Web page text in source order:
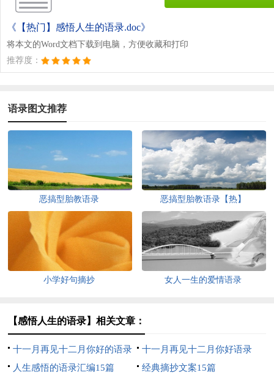
《【热门】感悟人生的语录.doc》
将本文的Word文档下载到电脑，方便收藏和打印
推荐度：
语录图文推荐
恶搞型胎教语录 恶搞型胎教语录【热】
小学好句摘抄 女人一生的爱情语录
【感悟人生的语录】相关文章：
十一月再见十二月你好的语录
十一月再见十二月你好语录
人生感悟的语录汇编15篇
经典摘抄文案15篇